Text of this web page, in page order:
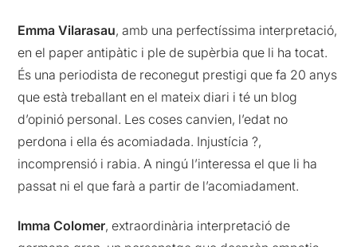
Emma Vilarasau, amb una perfectíssima interpretació,
en el paper antipàtic i ple de supèrbia que li ha tocat.
És una periodista de reconegut prestigi que fa 20 anys
que està treballant en el mateix diari i té un blog
d’opinió personal. Les coses canvien, l’edat no
perdona i ella és acomiadada. Injustícia ?,
incomprensió i rabia. A ningú l’interessa el que li ha
passat ni el que farà a partir de l’acomiadament.
Imma Colomer, extraordinària interpretació de